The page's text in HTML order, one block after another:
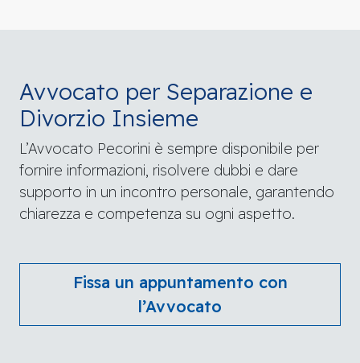
Avvocato per Separazione e
Divorzio Insieme
L’Avvocato Pecorini è sempre disponibile per
fornire informazioni, risolvere dubbi e dare
supporto in un incontro personale, garantendo
chiarezza e competenza su ogni aspetto.
Fissa un appuntamento con
l’Avvocato